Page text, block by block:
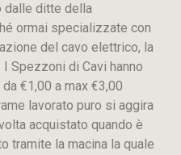
dalle ditte della
ormai specializzate con
del cavo elettrico, la
Spezzoni di Cavi hanno
€1,00 a max €3,00
lavorato puro si aggira
acquistato quando è
tramite la macina la quale